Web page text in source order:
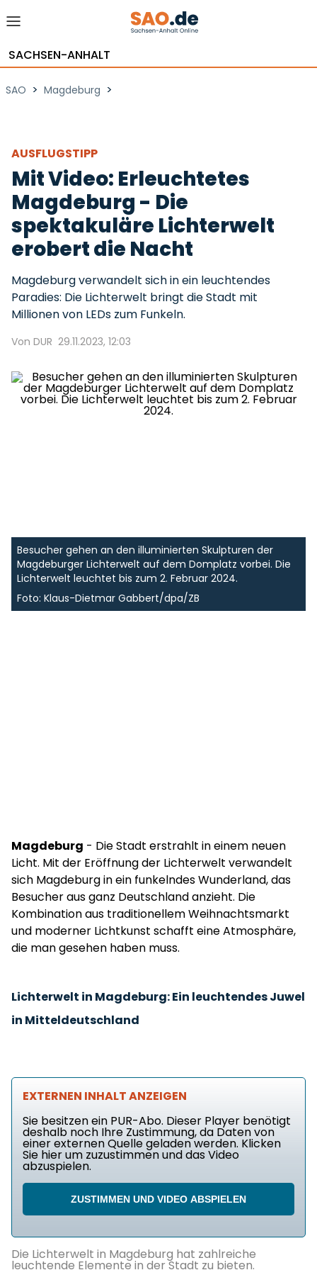
SACHSEN-ANHALT
SAO > Magdeburg >
AUSFLUGSTIPP
Mit Video: Erleuchtetes
Magdeburg - Die
spektakuläre Lichterwelt
erobert die Nacht
Magdeburg verwandelt sich in ein leuchtendes
Paradies: Die Lichterwelt bringt die Stadt mit
Millionen von LEDs zum Funkeln.
Von DUR 29.11.2023, 12:03
Besucher gehen an den illuminierten Skulpturen der
Magdeburger Lichterwelt auf dem Domplatz vorbei. Die
Lichterwelt leuchtet bis zum 2. Februar 2024.
Foto: Klaus-Dietmar Gabbert/dpa/ZB
Magdeburg - Die Stadt erstrahlt in einem neuen
Licht. Mit der Eröffnung der Lichterwelt verwandelt
sich Magdeburg in ein funkelndes Wunderland, das
Besucher aus ganz Deutschland anzieht. Die
Kombination aus traditionellem Weihnachtsmarkt
und moderner Lichtkunst schafft eine Atmosphäre,
die man gesehen haben muss.
Lichterwelt in Magdeburg: Ein leuchtendes Juwel
in Mitteldeutschland
EXTERNEN INHALT ANZEIGEN
Sie besitzen ein PUR-Abo. Dieser Player benötigt
deshalb noch Ihre Zustimmung, da Daten von
einer externen Quelle geladen werden. Klicken
Sie hier um zuzustimmen und das Video
abzuspielen.
ZUSTIMMEN UND VIDEO ABSPIELEN
Die Lichterwelt in Magdeburg hat zahlreiche
leuchtende Elemente in der Stadt zu bieten.